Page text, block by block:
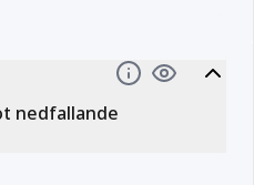
nedfallande